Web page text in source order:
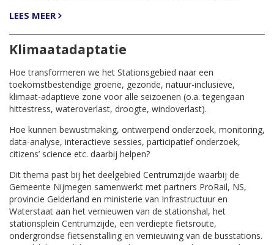
LEES MEER
Klimaatadaptatie
Hoe transformeren we het Stationsgebied naar een
toekomstbestendige groene, gezonde, natuur-inclusieve,
klimaat-adaptieve zone voor alle seizoenen (o.a. tegengaan
hittestress, wateroverlast, droogte, windoverlast).
Hoe kunnen bewustmaking, ontwerpend onderzoek, monitoring,
data-analyse, interactieve sessies, participatief onderzoek,
citizens’ science etc. daarbij helpen?
Dit thema past bij het deelgebied Centrumzijde waarbij de
Gemeente Nijmegen samenwerkt met partners ProRail, NS,
provincie Gelderland en ministerie van Infrastructuur en
Waterstaat aan het vernieuwen van de stationshal, het
stationsplein Centrumzijde, een verdiepte fietsroute,
ondergrondse fietsenstalling en vernieuwing van de busstations.